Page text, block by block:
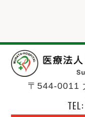
〒544-0011
TEL: